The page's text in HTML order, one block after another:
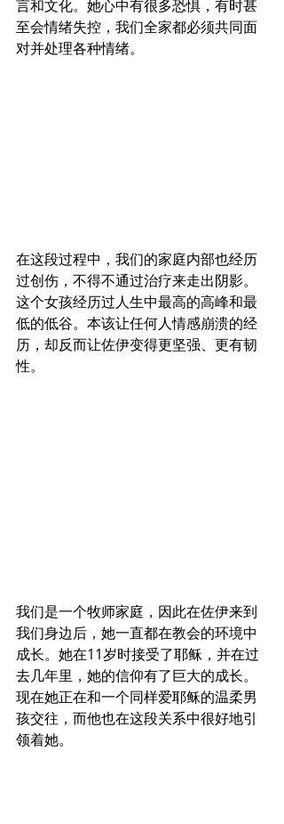
言和文化。她心中有很多恐惧，有时甚
至会情绪失控，我们全家都必须共同面
对并处理各种情绪。
在这段过程中，我们的家庭内部也经历
过创伤，不得不通过治疗来走出阴影。
这个女孩经历过人生中最高的高峰和最
低的低谷。本该让任何人情感崩溃的经
历，却反而让佐伊变得更坚强、更有韧
性。
我们是一个牧师家庭，因此在佐伊来到
我们身边后，她一直都在教会的环境中
成长。她在11岁时接受了耶稣，并在过
去几年里，她的信仰有了巨大的成长。
现在她正在和一个同样爱耶稣的温柔男
孩交往，而他也在这段关系中很好地引
领着她。